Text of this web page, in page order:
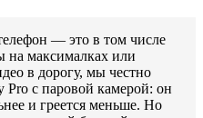
— это в том числе
на максималках или
в дорогу, мы честно
Pro с паровой камерой: он
и греется меньше. Но